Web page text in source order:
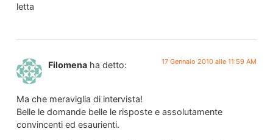
letta
Filomena ha detto: 17 Gennaio 2010 alle 11:59 AM
Ma che meraviglia di intervista!
Belle le domande belle le risposte e assolutamente
convincenti ed esaurienti.